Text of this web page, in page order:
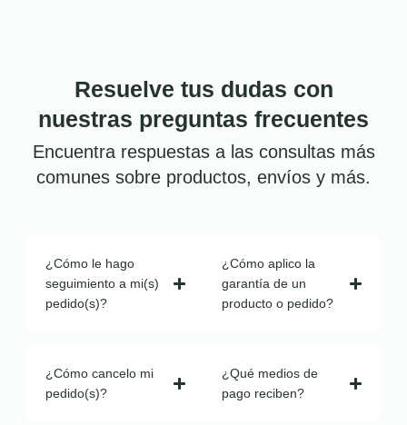
Resuelve tus dudas con
nuestras preguntas frecuentes
Encuentra respuestas a las consultas más
comunes sobre productos, envíos y más.
¿Cómo le hago
seguimiento a mi(s)
pedido(s)?
¿Cómo cancelo mi
pedido(s)?
¿Cómo aplico la
garantía de un
producto o pedido?
¿Qué medios de
pago reciben?